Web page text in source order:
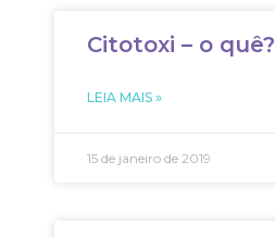
Citotoxi – o quê?
LEIA MAIS »
15 de janeiro de 2019